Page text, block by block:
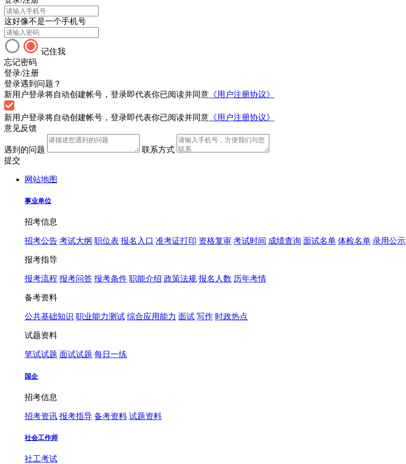
这好像不是一个手机号
记住我
忘记密码
登录/注册
登录遇到问题？
新用户登录将自动创建帐号，登录即代表你已阅读并同意 《用户注册协议》
新用户登录将自动创建帐号，登录即代表你已阅读并同意 《用户注册协议》
意见反馈
遇到的问题
联系方式
提交
网站地图
事业单位
招考信息
招考公告 考试大纲 职位表 报名入口 准考证打印 资格复审 考试时间 成绩查询 面试名单 体检名单 录用公示
报考指导
报考流程 报考问答 报考条件 职能介绍 政策法规 报名人数 历年考情
备考资料
公共基础知识 职业能力测试 综合应用能力 面试 写作 时政热点
试题资料
笔试试题 面试试题 每日一练
国企
招考信息
招考资讯 报考指导 备考资料 试题资料
社会工作师
社工考试